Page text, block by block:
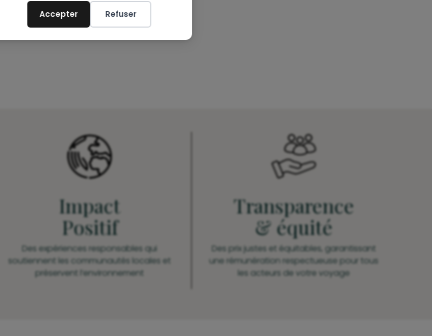
Accepter Refuser
Impact
Positif
Des expériences responsables qui
soutiennent les communautés locales et
préservent l’environnement
Transparence
& équité
Des prix justes et équitables, garantissant
une rémunération respectueuse pour tous
les acteurs de votre voyage